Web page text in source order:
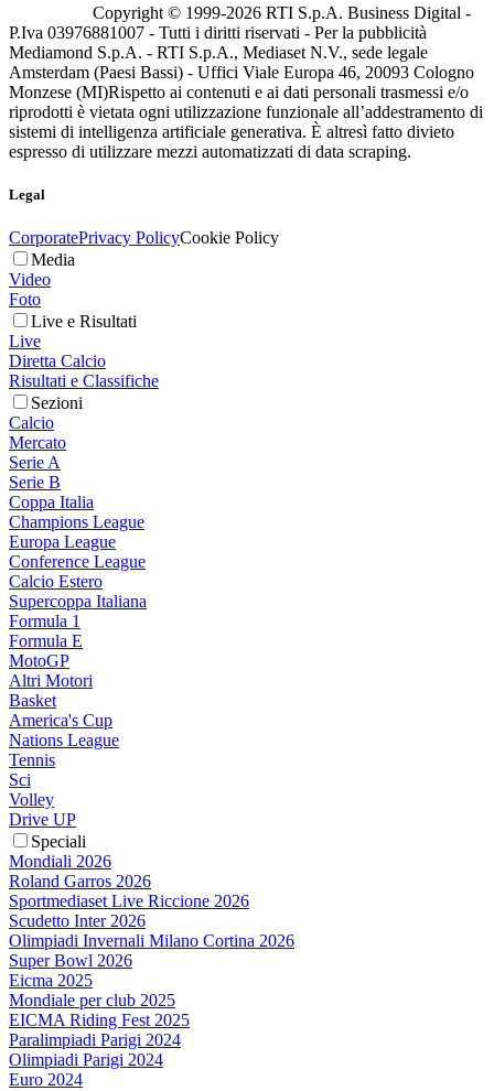
Copyright © 1999-2026 RTI S.p.A. Business Digital -
P.Iva 03976881007 - Tutti i diritti riservati - Per la pubblicità
Mediamond S.p.A. - RTI S.p.A., Mediaset N.V., sede legale
Amsterdam (Paesi Bassi) - Uffici Viale Europa 46, 20093 Cologno
Monzese (MI)Rispetto ai contenuti e ai dati personali trasmessi e/o
riprodotti è vietata ogni utilizzazione funzionale all’addestramento di
sistemi di intelligenza artificiale generativa. È altresì fatto divieto
espresso di utilizzare mezzi automatizzati di data scraping.
Legal
CorporatePrivacy PolicyCookie Policy
Media
Video
Foto
Live e Risultati
Live
Diretta Calcio
Risultati e Classifiche
Sezioni
Calcio
Mercato
Serie A
Serie B
Coppa Italia
Champions League
Europa League
Conference League
Calcio Estero
Supercoppa Italiana
Formula 1
Formula E
MotoGP
Altri Motori
Basket
America's Cup
Nations League
Tennis
Sci
Volley
Drive UP
Speciali
Mondiali 2026
Roland Garros 2026
Sportmediaset Live Riccione 2026
Scudetto Inter 2026
Olimpiadi Invernali Milano Cortina 2026
Super Bowl 2026
Eicma 2025
Mondiale per club 2025
EICMA Riding Fest 2025
Paralimpiadi Parigi 2024
Olimpiadi Parigi 2024
Euro 2024